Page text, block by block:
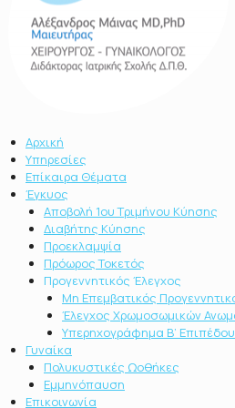
Αρχική
Υπηρεσίες
Επίκαιρα Θέματα
Έγκυος
Αποβολή 1ου Τριμήνου Κύησης
Διαβήτης Κύησης
Προεκλαμψία
Πρόωρος Τοκετός
Προγεννητικός Έλεγχος
Μη Επεμβατικός
Έλεγχος Χρωμοσωμικών
Υπερηχογράφημα Β’ Επιπέδου
Γυναίκα
Πολυκυστικές Ωοθήκες
Εμμηνόπαυση
Επικοινωνία